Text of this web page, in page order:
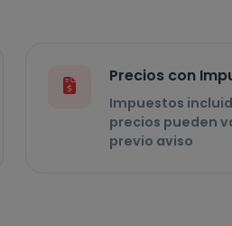
Precios con
Impuestos
precios pueden
previo aviso